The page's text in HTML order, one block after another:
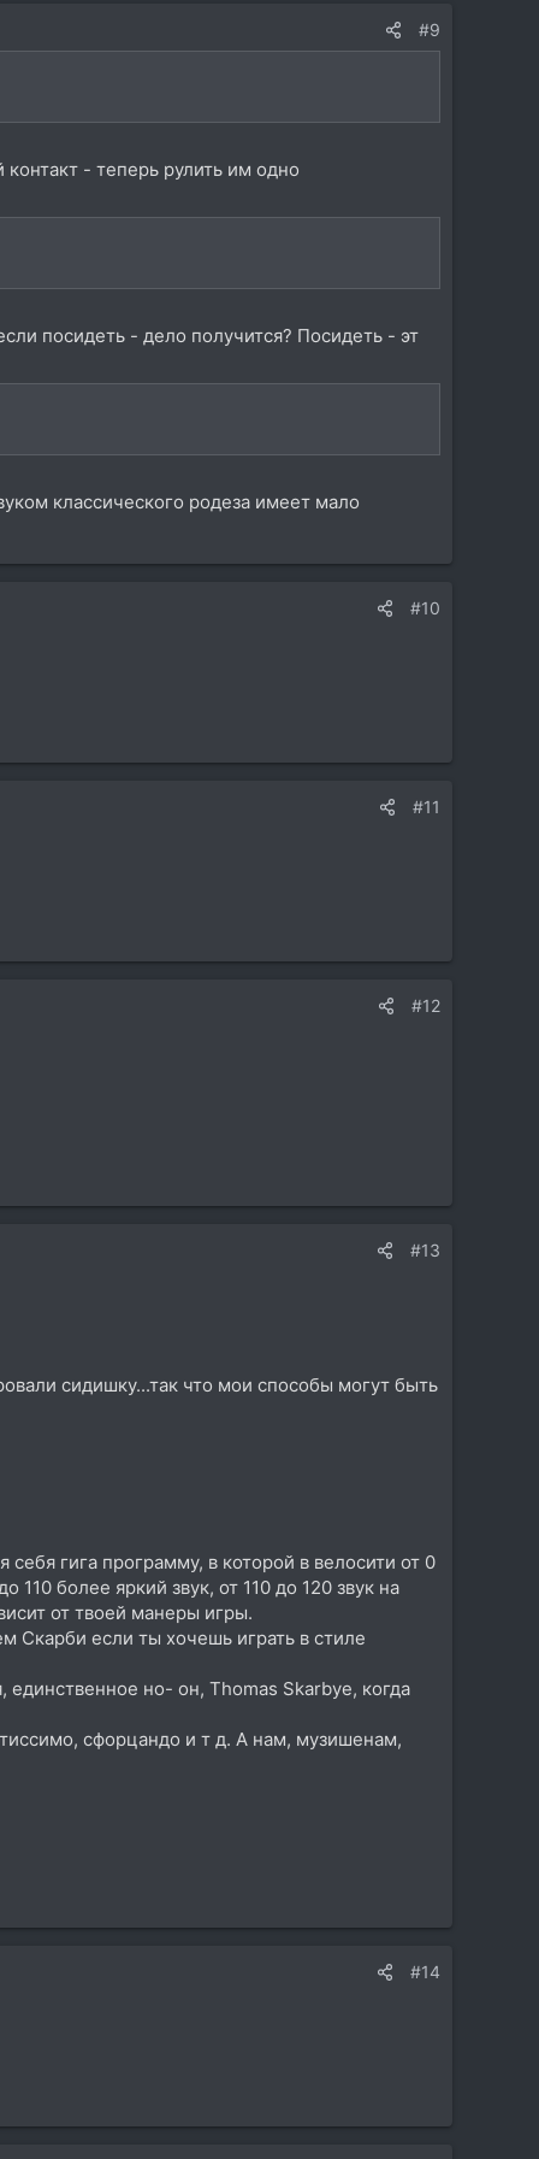
#9
- теперь рулить им одно
посидеть - дело получится? Посидеть - эт
классического родеза имеет мало
#10
#11
#12
#13
сидишку...так что мои способы могут быть
гига программу, в которой в велосити от 0
более яркий звук, от 110 до 120 звук на
от твоей манеры игры.
Скарби если ты хочешь играть в стиле
но- он, Thomas Skarbye, когда
сфорцандо и т д. А нам, музишенам,
#14